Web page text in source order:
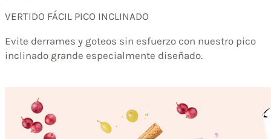
VERTIDO FÁCIL PICO INCLINADO
Evite derrames y goteos sin esfuerzo con nuestro pico
inclinado grande especialmente diseñado.